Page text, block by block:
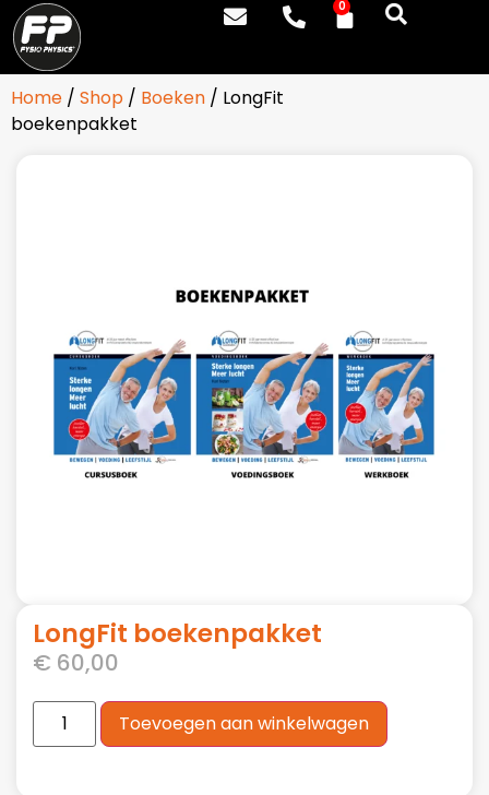
0
Home / Shop / Boeken / LongFit
boekenpakket
LongFit boekenpakket
€ 60,00
Toevoegen aan winkelwagen